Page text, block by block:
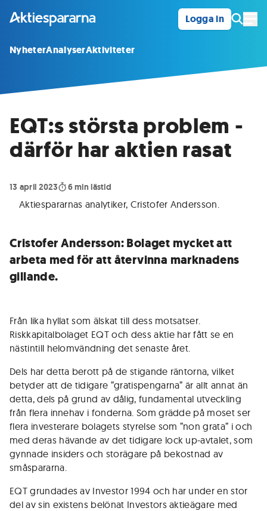
Logga in
NyheterAnalyserAktiviteter
EQT:s största problem -
därför har aktien rasat
13 april 2023 6min lästid
Aktiespararnas analytiker, Cristofer Andersson.
Cristofer Andersson: Bolaget mycket att
arbeta med för att återvinna marknadens
gillande.
Från lika hyllat som älskat till dess motsatser.
Riskkapitalbolaget EQT och dess aktie har fått se en
nästintill helomvändning det senaste året.
Dels har detta berott på de stigande räntorna, vilket
betyder att de tidigare ”gratispengarna” är allt annat än
detta, dels på grund av dålig, fundamental utveckling
från flera innehav i fonderna. Som grädde på moset ser
flera investerare bolagets styrelse som ”non grata” i och
med deras hävande av det tidigare lock up-avtalet, som
gynnade insiders och storägare på bekostnad av
småspararna.
EQT grundades av Investor 1994 och har under en stor
del av sin existens belönat Investors aktieägare med